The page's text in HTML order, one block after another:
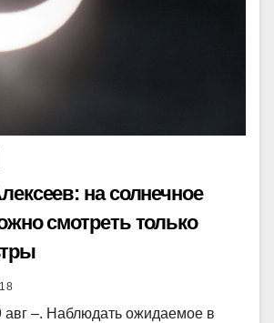
на солнечное
смотреть только
–. Наблюдать ожидаемое в